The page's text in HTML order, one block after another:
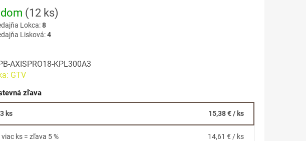
(12 ks)
Lokca:8
Lisková:4
AXISPRO18-KPL300A3
GTV
zľava
ks 15,38 €/ ks
viac ks = zľava 5 % 14,61 € / ks